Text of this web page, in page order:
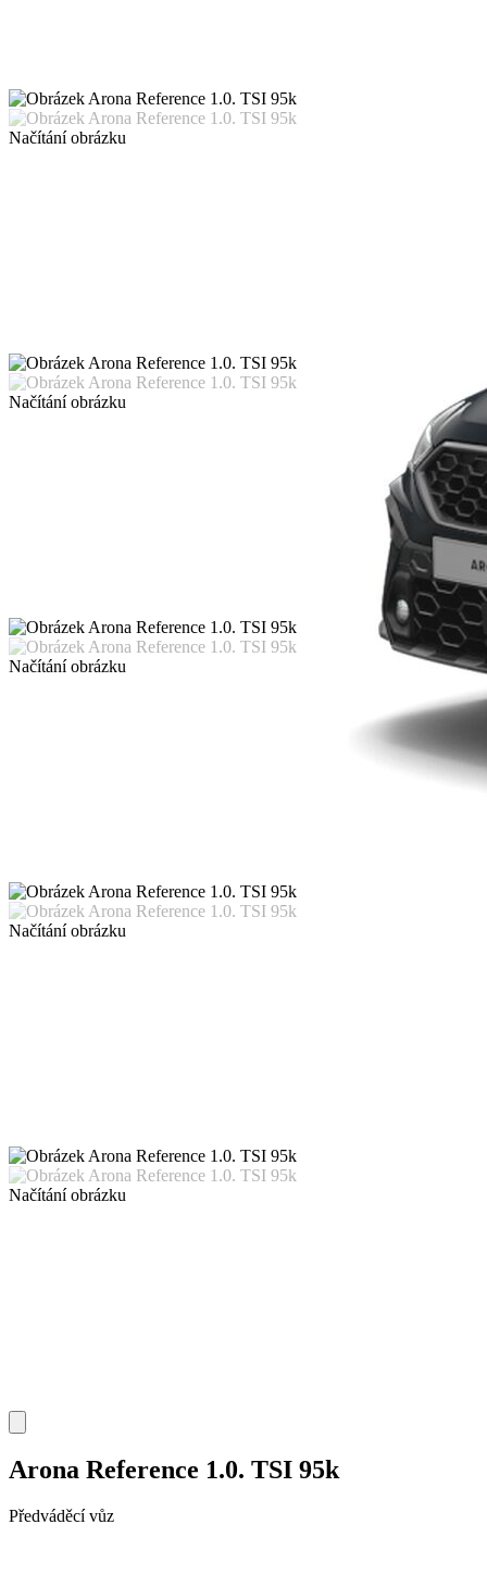
Načítání obrázku
Načítání obrázku
Načítání obrázku
Načítání obrázku
Načítání obrázku
Arona Reference 1.0. TSI 95k
Předváděcí vůz